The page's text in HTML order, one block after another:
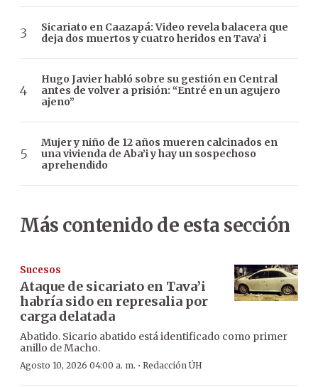
Sicariato en Caazapá: Video revela balacera que
deja dos muertos y cuatro heridos en Tava’ i
Hugo Javier habló sobre su gestión en Central
antes de volver a prisión: “Entré en un agujero
ajeno”
Mujer y niño de 12 años mueren calcinados en
una vivienda de Aba’i y hay un sospechoso
aprehendido
Más contenido de esta sección
Sucesos
Ataque de sicariato en Tava’i
habría sido en represalia por
carga delatada
Abatido. Sicario abatido está identificado como primer
anillo de Macho.
Agosto 10, 2026 04:00 a. m. · Redacción ÚH